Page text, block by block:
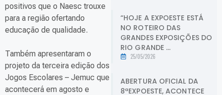
positivos que o Naesc trouxe
para a região ofertando
educação de qualidade.
Também apresentaram o
projeto da terceira edição dos
Jogos Escolares – Jemuc que
acontecerá em agosto e
“HOJE A EXPOESTE ESTÁ
NO ROTEIRO DAS
GRANDES EXPOSIÇÕES DO
RIO GRANDE ...
25/05/2026
ABERTURA OFICIAL DA
8ªEXPOESTE, ACONTECE